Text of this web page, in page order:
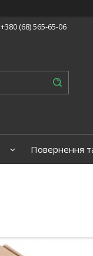
+380 (68) 565-65-06
Повернення